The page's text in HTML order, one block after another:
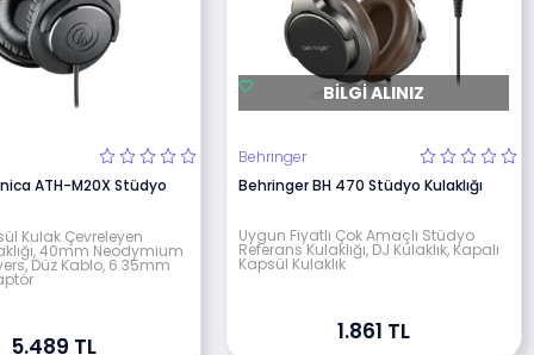
ATH-M20X Stüdyo
Kulak Çevreleyen
40mm Neodymium
Düz Kablo, 6.35mm
5.489 TL
BILGI ALINIZ
Behringer
Behringer BH 470 Stüdyo Kulaklığı
Uygun Fiyatlı Çok Amaçlı Stüdyo
Referans Kulaklığı, DJ Kulaklık, Kapalı
Kapsül Kulaklık
1.861 TL